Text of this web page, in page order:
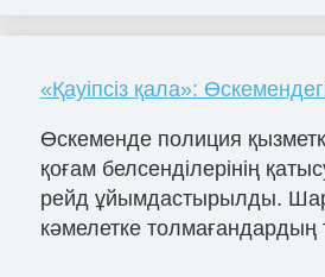
«Қауіпсіз қала»:
Өскеменде полиция
қоғам белсенділерінің
рейд ұйымдастырылды.
кәмелетке толмағандардың